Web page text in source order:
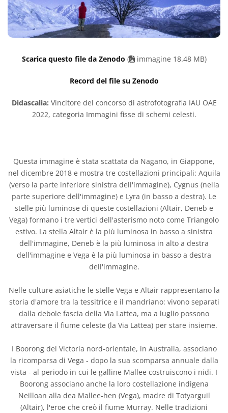
Scarica questo file da Zenodo ( immagine 18.48 MB)
Record del file su Zenodo
Didascalia: Vincitore del concorso di astrofotografia IAU OAE
2022, categoria Immagini fisse di schemi celesti.
Questa immagine è stata scattata da Nagano, in Giappone,
nel dicembre 2018 e mostra tre costellazioni principali: Aquila
(verso la parte inferiore sinistra dell'immagine), Cygnus (nella
parte superiore dell'immagine) e Lyra (in basso a destra). Le
stelle più luminose di queste costellazioni (Altair, Deneb e
Vega) formano i tre vertici dell'asterismo noto come Triangolo
estivo. La stella Altair è la più luminosa in basso a sinistra
dell'immagine, Deneb è la più luminosa in alto a destra
dell'immagine e Vega è la più luminosa in basso a destra
dell'immagine.
Nelle culture asiatiche le stelle Vega e Altair rappresentano la
storia d'amore tra la tessitrice e il mandriano: vivono separati
dalla debole fascia della Via Lattea, ma a luglio possono
attraversare il fiume celeste (la Via Lattea) per stare insieme.
I Boorong del Victoria nord-orientale, in Australia, associano
la ricomparsa di Vega - dopo la sua scomparsa annuale dalla
vista - al periodo in cui le galline Mallee costruiscono i nidi. I
Boorong associano anche la loro costellazione indigena
Neilloan alla dea Mallee-hen (Vega), madre di Totyarguil
(Altair), l'eroe che creò il fiume Murray. Nelle tradizioni